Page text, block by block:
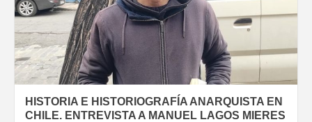
HISTORIA E HISTORIOGRAFÍA ANARQUISTA EN
CHILE. ENTREVISTA A MANUEL LAGOS MIERES